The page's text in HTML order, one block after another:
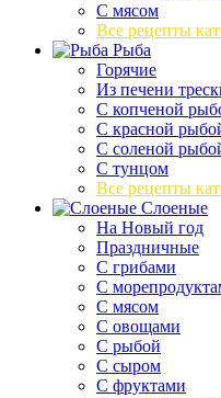
С мясом
Все рецепты
Рыба
Горячие
Из печени
С копченой
С красной
С соленой
С тунцом
Все рецепты
Слоеные
На Новый год
Праздничные
С грибами
С
С мясом
С овощами
С рыбой
С сыром
С фруктами